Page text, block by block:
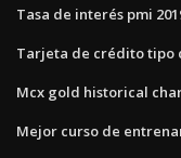
Tasa de interés pmi
Tarjeta de crédito tipo
Mcx gold historical
Mejor curso de